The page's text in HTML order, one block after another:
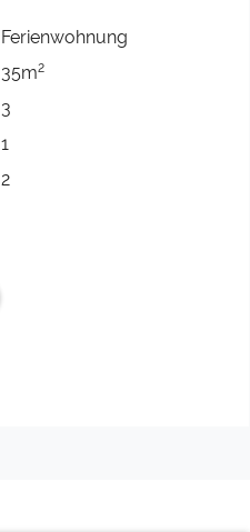
Ferienwohnung
35m2
3
1
2